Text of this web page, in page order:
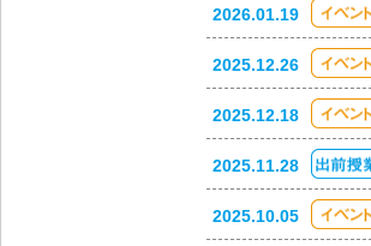
2026.01.19
2025.12.26
2025.12.18
2025.11.28
2025.10.05